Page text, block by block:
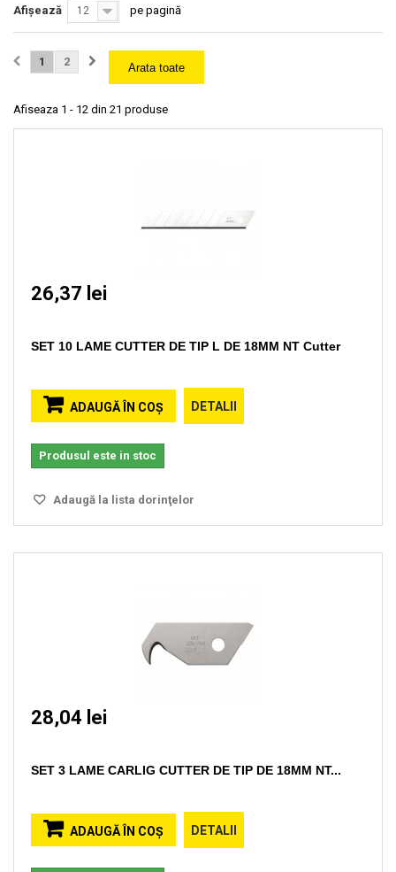
Afișează 12 pe pagină
Arata toate
1 2
Afiseaza 1 - 12 din 21 produse
26,37 lei
SET 10 LAME CUTTER DE TIP L DE 18MM NT Cutter
ADAUGĂ ÎN COŞ DETALII
Produsul este in stoc
Adaugă la lista dorinţelor
28,04 lei
SET 3 LAME CARLIG CUTTER DE TIP DE 18MM NT...
ADAUGĂ ÎN COŞ DETALII